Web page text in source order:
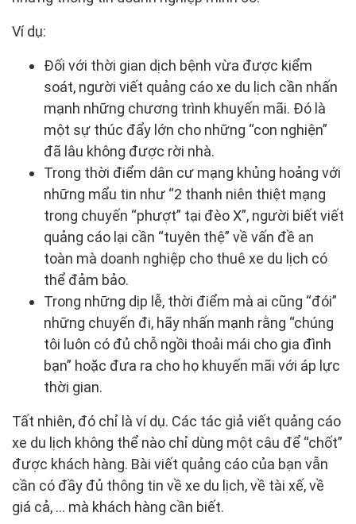
Ví dụ:
Đối với thời gian dịch bệnh vừa được kiểm
soát, người viết quảng cáo xe du lịch cần nhấn
mạnh những chương trình khuyến mãi. Đó là
một sự thúc đẩy lớn cho những “con nghiện”
đã lâu không được rời nhà.
Trong thời điểm dân cư mạng khủng hoảng với
những mẩu tin như “2 thanh niên thiệt mạng
trong chuyến “phượt” tại đèo X”, người biết viết
quảng cáo lại cần “tuyên thệ” về vấn đề an
toàn mà doanh nghiệp cho thuê xe du lịch có
thể đảm bảo.
Trong những dịp lễ, thời điểm mà ai cũng “đói”
những chuyến đi, hãy nhấn mạnh rằng “chúng
tôi luôn có đủ chỗ ngồi thoải mái cho gia đình
bạn” hoặc đưa ra cho họ khuyến mãi với áp lực
thời gian.
Tất nhiên, đó chỉ là ví dụ. Các tác giả viết quảng cáo
xe du lịch không thể nào chỉ dùng một câu để “chốt”
được khách hàng. Bài viết quảng cáo của bạn vẫn
cần có đầy đủ thông tin về xe du lịch, về tài xế, về
giá cả, … mà khách hàng cần biết.